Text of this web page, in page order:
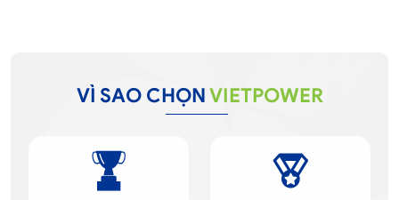
VÌ SAO CHỌNVIETPOWER